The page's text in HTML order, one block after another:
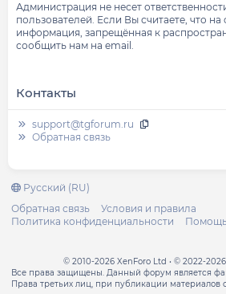
Администрация не несет
пользователей. Если Вы считаете, что
информация, запрещённая к
сообщить нам на email.
Контакты
support@tgforum.ru
Обратная связь
Русский (RU)
Обратная связь
Условия и правила
Политика конфиденциальности
© 2010-2026 XenForo Ltd
© 2022-
Все права защищены. Данный форум является
Права третьих лиц, при публикации материалов